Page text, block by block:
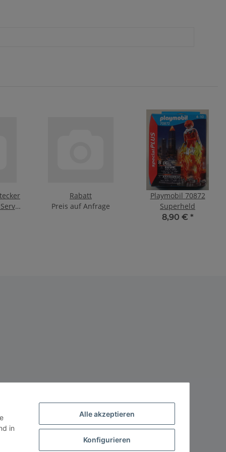
Rabatt
Preis auf Anfrage
Playmobil 70872
Superheld
8,90 € *
in
Alle akzeptieren
Konfigurieren